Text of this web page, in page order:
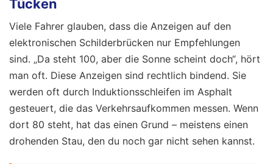
Tücken
Viele Fahrer glauben, dass die Anzeigen auf den
elektronischen Schilderbrücken nur Empfehlungen
sind. „Da steht 100, aber die Sonne scheint doch“, hört
man oft. Diese Anzeigen sind rechtlich bindend. Sie
werden oft durch Induktionsschleifen im Asphalt
gesteuert, die das Verkehrsaufkommen messen. Wenn
dort 80 steht, hat das einen Grund – meistens einen
drohenden Stau, den du noch gar nicht sehen kannst.